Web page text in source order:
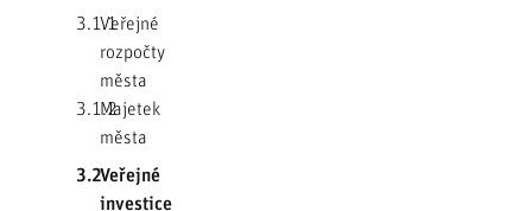
3.1.1Veřejné
rozpočty
města
3.1.2Majetek
města
3.2Veřejné
investice